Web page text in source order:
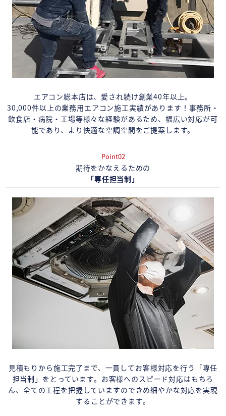
エアコン総本店は、愛され続け創業40年以上。
30,000件以上の業務用エアコン施工実績があります！事務所・
飲食店・病院・工場等様々な経験があるため、幅広い対応が可
能であり、より快適な空調空間をご提案します。
Point02
期待をかなえるための
「専任担当制」
見積もりから施工完了まで、一貫してお客様対応を行う「専任
担当制」をとっています。お客様へのスピード対応はもちろ
ん、全ての工程を把握していますのできめ細やかな対応を実現
することができます。